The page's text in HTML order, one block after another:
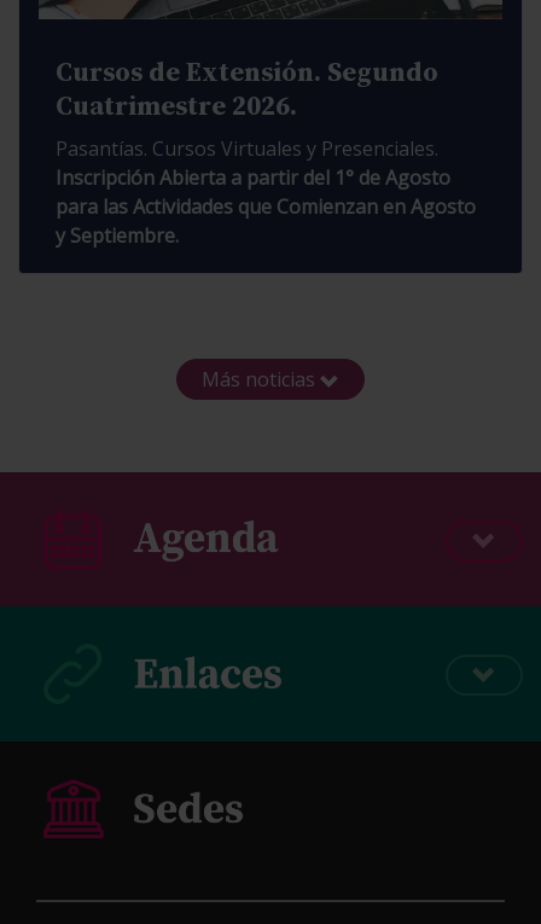
Cursos de Extensión. Segundo
Cuatrimestre 2026.
Pasantías. Cursos Virtuales y Presenciales.
Inscripción Abierta a partir del 1° de Agosto
para las Actividades que Comienzan en Agosto
y Septiembre.
Más noticias